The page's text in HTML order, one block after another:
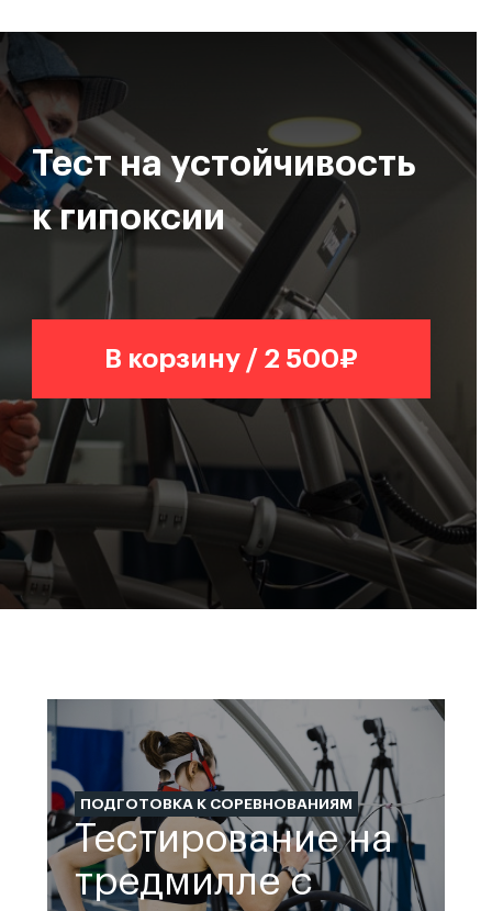
Тест на устойчивость
к гипоксии
В корзину / 2 500₽
ПОДГОТОВКА К СОРЕВНОВАНИЯМ
Тестирование на
тредмилле с